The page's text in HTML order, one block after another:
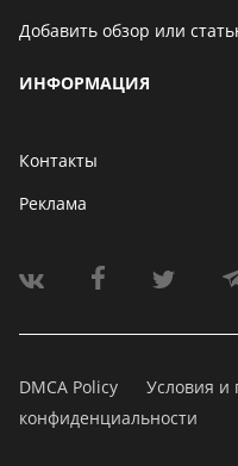
Добавить обзор или
ИНФОРМАЦИЯ
Контакты
Реклама
DMCA Policy Условия и
конфиденциальности